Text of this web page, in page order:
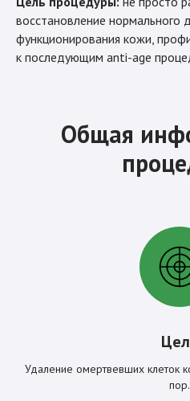
восстановление нормального
функционирования кожи,
к последующим anti-age
Общая
Удаление омертвевших клеток
пор.